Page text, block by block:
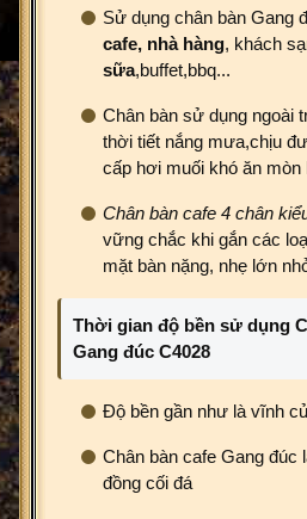
Sử dụng chân bàn Gang
cafe, nhà hàng, khách
sữa,buffet,bbq...
Chân bàn sử dụng ngoài
thời tiết nắng mưa,chịu
cấp hơi muối khó ăn
Chân bàn cafe 4 chân
vững chắc khi gắn các
mặt bàn nặng, nhẹ lớn
Thời gian độ bền sử dụng
Gang đúc C4028
Độ bền gần như là vĩnh
Chân bàn cafe Gang
đồng cối đá